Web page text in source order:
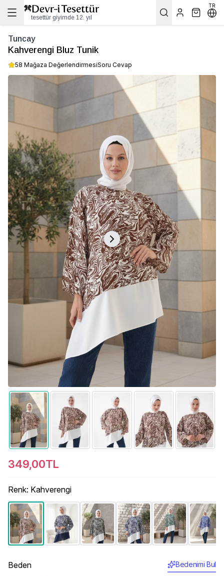
tesettür giyimde 12. yıl
TR
Tuncay
Kahverengi Bluz Tunik
58 Mağaza DeğerlendirmesiSoru Cevap
349,00TL
Renk: Kahverengi
Beden Bedenimi Bul